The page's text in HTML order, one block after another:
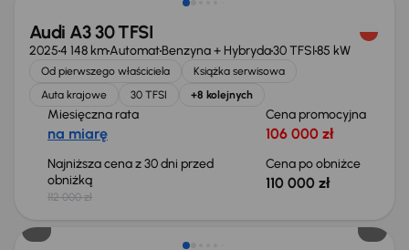
Audi A3 30 TFSI
20254 148 kmAutomatBenzyna + Hybryda30 TFSI85 kW
Od pierwszego właściciela
Książka serwisowa
Auta krajowe
30 TFSI +8 kolejnych
Miesięczna rata
na miarę
Cena promocyjna
106 000 zł
Najniższa cena z 30 dni przed
obniżką
112 000 zł
Cena po obniżce
110 000 zł